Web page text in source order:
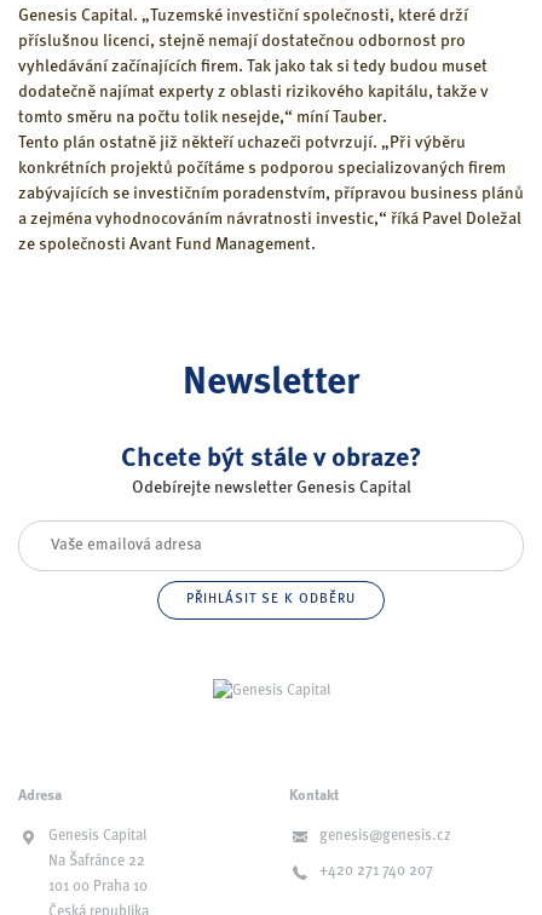
Genesis Capital. „Tuzemské investiční společnosti, které drží
příslušnou licenci, stejně nemají dostatečnou odbornost pro
vyhledávání začínajících firem. Tak jako tak si tedy budou muset
dodatečně najímat experty z oblasti rizikového kapitálu, takže v
tomto směru na počtu tolik nesejde,“ míní Tauber.
Tento plán ostatně již někteří uchazeči potvrzují. „Při výběru
konkrétních projektů počítáme s podporou specializovaných firem
zabývajících se investičním poradenstvím, přípravou business plánů
a zejména vyhodnocováním návratnosti investic,“ říká Pavel Doležal
ze společnosti Avant Fund Management.
Newsletter
Chcete být stále v obraze?
Odebírejte newsletter Genesis Capital
Adresa
Genesis Capital
Na Šafránce 22
101 00 Praha 10
Kontakt
genesis@genesis.cz
+420 271 740 207